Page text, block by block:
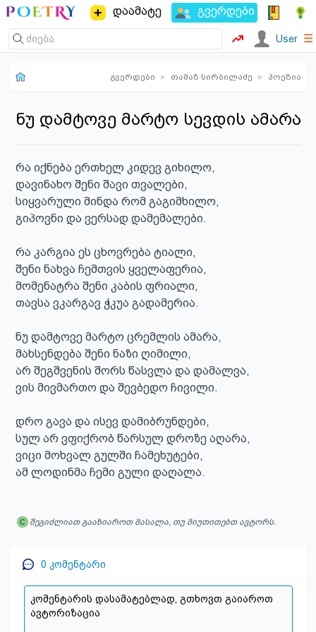
დაამატე გვერდები
User ☰
გვერდები ▸ თამაზ სირბილაძე ▸ პოეზია
ნუ დამტოვე მარტო სევდის ამარა
რა იქნება ერთხელ კიდევ გიხილო,
დავინახო შენი შავი თვალები,
სიყვარული მინდა რომ გაგიმხილო,
გიპოვნი და ვერსად დამემალები.
რა კარგია ეს ცხოვრება ტიალი,
შენი ნახვა ჩემთვის ყველაფერია,
მომენატრა შენი კაბის ფრიალი,
თავსა ვკარგავ ჭკუა გადამერია.
ნუ დამტოვე მარტო ცრემლის ამარა,
მახსენდება შენი ნაზი ღიმილი,
არ შეგშვენის შორს წასვლა და დამალვა,
ვის მივმართო და შევბედო ჩივილი.
დრო გავა და ისევ დამიბრუნდები,
სულ არ ვფიქრობ წარსულ დროზე აღარა,
ვიცი მოხვალ გულში ჩამეხუტები,
ამ ლოდინმა ჩემი გული დაღალა.
შეგიძლიათ გააზიაროთ მასალა, თუ მიუთითებთ ავტორს.
0 კომენტარი